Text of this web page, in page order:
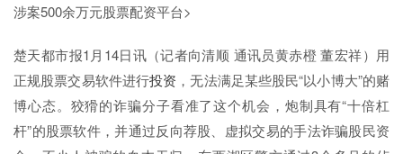
涉案500余万元股票配资平台>
楚天都市报1月14日讯（记者向清顺 通讯员黄赤橙 董宏祥）用
正规股票交易软件进行投资 ，无法满足某些股民“以小博大”的赌
博心态。狡猾的诈骗分子看准了这个机会，炮制具有“十倍杠
杆”的股票软件，并通过反向荐股、虚拟交易的手法诈骗股民资